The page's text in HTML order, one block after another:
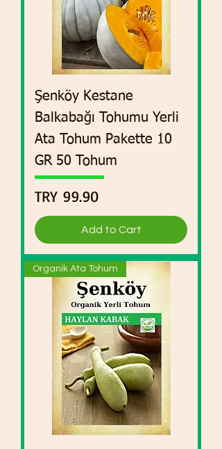
Şenköy Kestane
Balkabağı Tohumu Yerli
Ata Tohum Pakette 10
GR 50 Tohum
Price
TRY 99.90
Add to Cart
Organik Ata Tohum